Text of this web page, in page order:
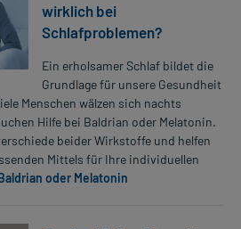
wirklich bei
Schlafproblemen?
Ein erholsamer Schlaf bildet die
Grundlage für unsere Gesundheit
Menschen wälzen sich nachts
Hilfe bei Baldrian oder Melatonin.
beider Wirkstoffe und helfen
Mittels für Ihre individuellen
oder Melatonin